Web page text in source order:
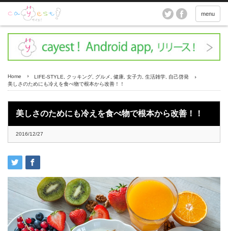
menu
Home LIFE-STYLE クッキング グルメ 健康 女子力 生活雑学
自己啓発
美しさのためにも冷えを食べ物で根本から改善！！
美しさのためにも冷えを食べ物で根本から改善！！
2016/12/27